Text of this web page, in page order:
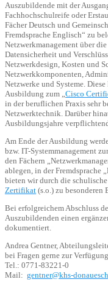
Auszubildende mit der
Fachhochschulreife oder
Fächer Deutsch und
Fremdsprache Englisch“ zu
Netzwerkmanagement über
Datensicherheit und
Netzwerkdesign, Kosten und
Netzwerkkomponenten,
Netzwerke und Systeme.
Ausbildung zum „Cisco
in der beruflichen Praxis sehr
Netzwerktechnik. Darüber
Ausbildungsjahre
Am Ende der Ausbildung
bzw. IT-Systemmanagement
den Fächern
ablegen, in der Fremdsprache
bieten wir durch die
Zertifikat (s.o.) zu besonderen
Bei erfolgreichem Abschluss
Auszubildenden einen
dokumentiert.
Andrea Gentner,
bei Fragen gerne zur
Tel.: 0771-83221-0
Mail: gentner@khs-